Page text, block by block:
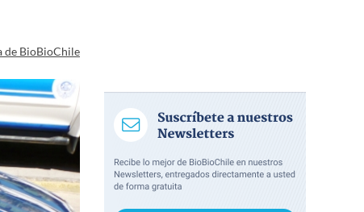
de BioBioChile